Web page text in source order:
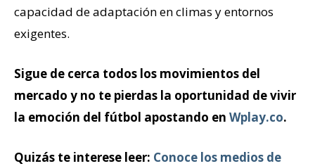
capacidad de adaptación en climas y entornos
exigentes.
Sigue de cerca todos los movimientos del
mercado y no te pierdas la oportunidad de vivir
la emoción del fútbol apostando en Wplay.co.
Quizás te interese leer: Conoce los medios de